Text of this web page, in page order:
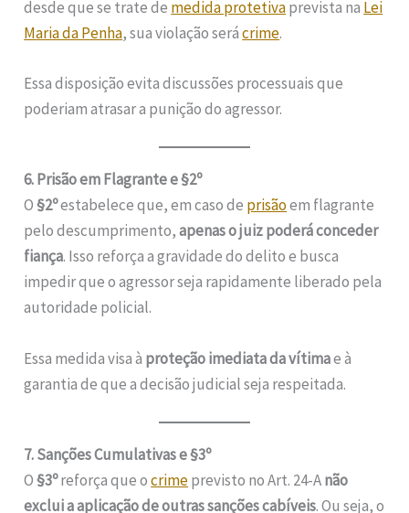
desde que se trate de medida protetivaprevista na Lei
Maria da Penha, sua violação serácrime.
Essa disposição evita discussões processuais que
poderiam atrasar a punição do agressor.
6. Prisão em Flagrante e §2º
O§2ºestabelece que, em caso de prisãoem flagrante
pelo descumprimento,apenas o juiz poderá conceder
fiança. Isso reforça a gravidade do delito e busca
impedir que o agressor seja rapidamente liberado pela
autoridade policial.
Essa medida visa à proteção imediata da vítimae à
garantia de que a decisão judicial seja respeitada.
7. Sanções Cumulativas e §3º
O§3ºreforça que ocrimeprevisto no Art. 24-Anão
exclui a aplicação de outras sanções cabíveis. Ou seja, o